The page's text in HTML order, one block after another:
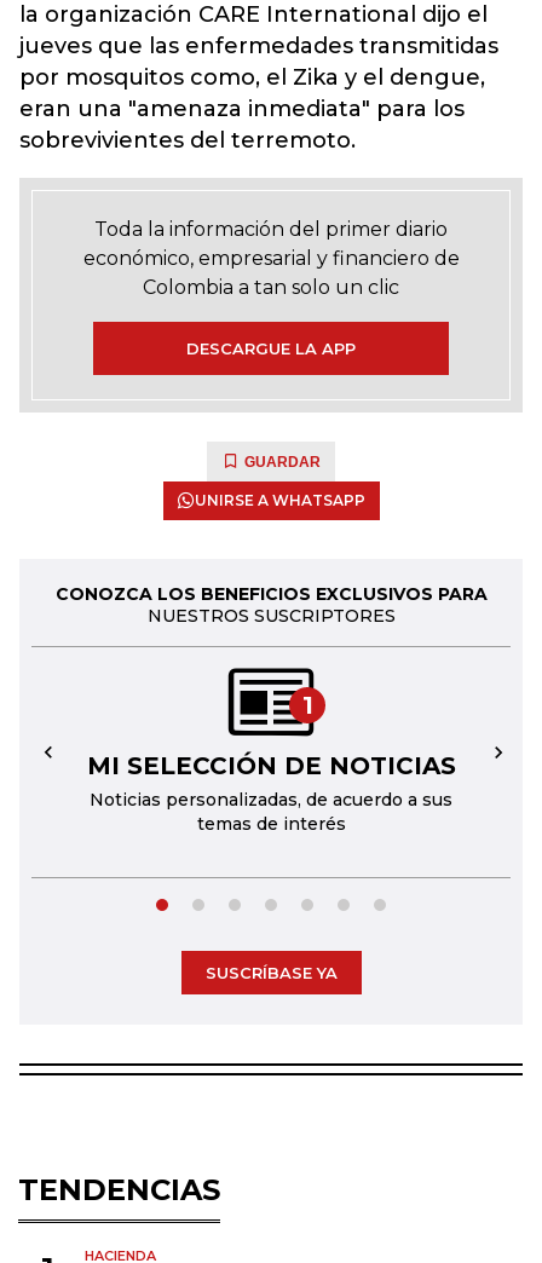
la organización CARE International dijo el
jueves que las enfermedades transmitidas
por mosquitos como, el Zika y el dengue,
eran una "amenaza inmediata" para los
sobrevivientes del terremoto.
Toda la información del primer diario
económico, empresarial y financiero de
Colombia a tan solo un clic
DESCARGUE LA APP
GUARDAR
UNIRSE A WHATSAPP
CONOZCA LOS BENEFICIOS EXCLUSIVOS PARA
NUESTROS SUSCRIPTORES
1
MI SELECCIÓN DE NOTICIAS
Noticias personalizadas, de acuerdo a sus
temas de interés
← →
SUSCRÍBASE YA
TENDENCIAS
HACIENDA